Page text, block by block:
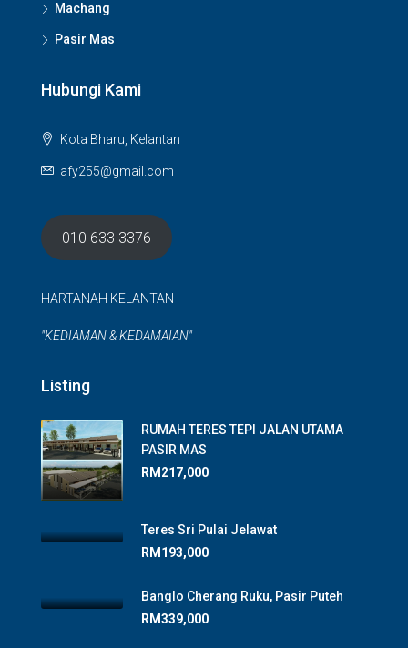
Machang
Pasir Mas
Hubungi Kami
Kota Bharu, Kelantan
afy255@gmail.com
010 633 3376
HARTANAH KELANTAN
"KEDIAMAN & KEDAMAIAN"
Listing
RUMAH TERES TEPI JALAN UTAMA
PASIR MAS
RM217,000
Teres Sri Pulai Jelawat
RM193,000
Banglo Cherang Ruku, Pasir Puteh
RM339,000